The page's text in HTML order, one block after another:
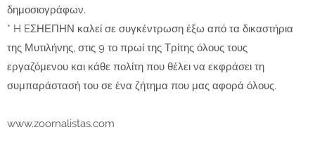
δημοσιογράφων.
* H EΣΗΕΠΗΝ καλεί σε συγκέντρωση έξω από τα δικαστήρια
της Μυτιλήνης, στις 9 το πρωί της Τρίτης όλους τους
εργαζόμενου και κάθε πολίτη που θέλει να εκφράσει τη
συμπαράστασή του σε ένα ζήτημα που μας αφορά όλους.
www.zoornalistas.com